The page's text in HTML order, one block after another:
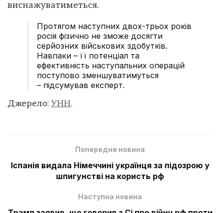
виснажуватиметься.
Протягом наступних двох-трьох років
росія фізично не зможе досягти
серйозних військових здобутків.
Навпаки – її потенціал та
ефективність наступальних операцій
поступово зменшуватимуться
– підсумував експерт.
Джерело: УНН.
Попередня новина
Іспанія видала Німеччині українця за підозрою у
шпигунстві на користь рф
Наступна новина